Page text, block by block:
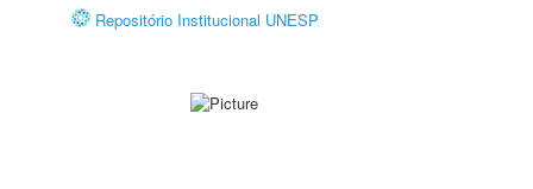
Repositório Institucional UNESP